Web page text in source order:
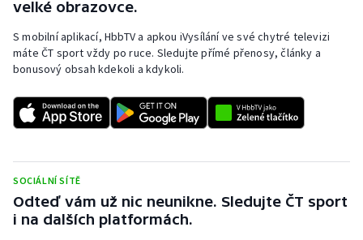
velké obrazovce.
S mobilní aplikací, HbbTV a apkou iVysílání ve své chytré televizi
máte ČT sport vždy po ruce. Sledujte přímé přenosy, články a
bonusový obsah kdekoli a kdykoli.
SOCIÁLNÍ SÍTĚ
Odteď vám už nic neunikne. Sledujte ČT sport
i na dalších platformách.